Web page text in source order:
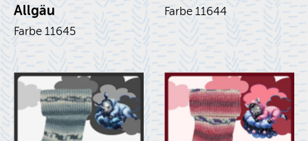
All­gäu
Farbe 11645
Farbe 11644